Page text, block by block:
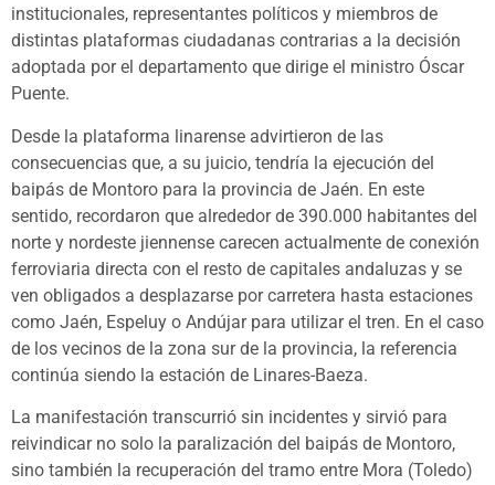
institucionales, representantes políticos y miembros de
distintas plataformas ciudadanas contrarias a la decisión
adoptada por el departamento que dirige el ministro Óscar
Puente.
Desde la plataforma linarense advirtieron de las
consecuencias que, a su juicio, tendría la ejecución del
baipás de Montoro para la provincia de Jaén. En este
sentido, recordaron que alrededor de 390.000 habitantes del
norte y nordeste jiennense carecen actualmente de conexión
ferroviaria directa con el resto de capitales andaluzas y se
ven obligados a desplazarse por carretera hasta estaciones
como Jaén, Espeluy o Andújar para utilizar el tren. En el caso
de los vecinos de la zona sur de la provincia, la referencia
continúa siendo la estación de Linares-Baeza.
La manifestación transcurrió sin incidentes y sirvió para
reivindicar no solo la paralización del baipás de Montoro,
sino también la recuperación del tramo entre Mora (Toledo)